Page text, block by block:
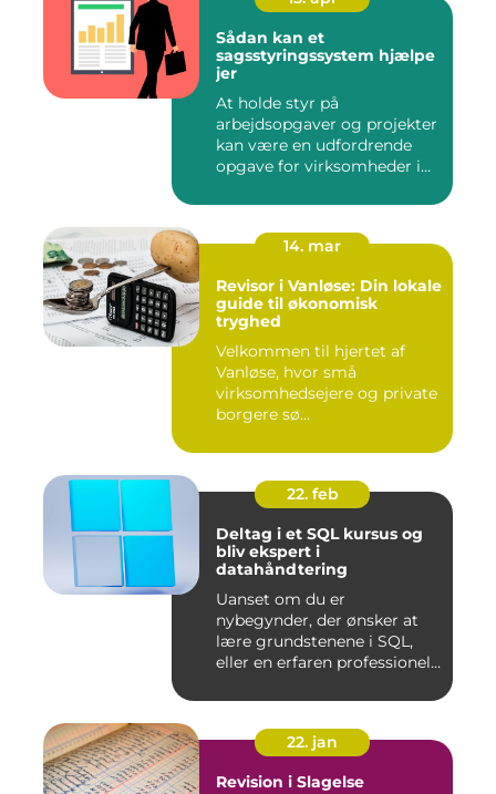
Sådan kan et
sagsstyringssystem hjælpe
jer
At holde styr på
arbejdsopgaver og projekter
kan være en udfordrende
opgave for virksomheder i
14. mar
Revisor i Vanløse: Din lokale
guide til økonomisk
tryghed
Velkommen til hjertet af
Vanløse, hvor små
virksomhedsejere og private
borgere sø...
22. feb
Deltag i et SQL kursus og
bliv ekspert i
datahåndtering
Uanset om du er
nybegynder, der ønsker at
lære grundstenene i SQL,
eller en erfaren professionel,
22. jan
Revision i Slagelse